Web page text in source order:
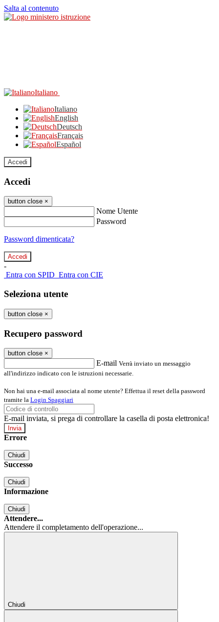
Salta al contenuto
Italiano
Italiano
English
Deutsch
Français
Español
Accedi
Accedi
button close ×
Nome Utente
Password
Password dimenticata?
-
Entra con SPID Entra con CIE
Seleziona utente
button close ×
Recupero password
button close ×
E-mail Verrà inviato un messaggio
all'indirizzo indicato con le istruzioni necessarie.
Non hai una e-mail associata al nome utente? Effettua il reset della password
tramite la Login Spaggiari
E-mail inviata, si prega di controllare la casella di posta elettronica!
Errore
Chiudi
Successo
Chiudi
Informazione
Chiudi
Attendere...
Attendere il completamento dell'operazione...
Chiudi